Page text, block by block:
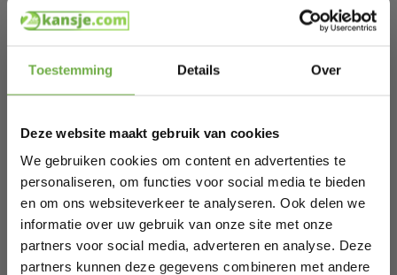
Toestemming Details Over
Deze website maakt gebruik van cookies
We gebruiken cookies om content en advertenties te
personaliseren, om functies voor social media te bieden
en om ons websiteverkeer te analyseren. Ook delen we
informatie over uw gebruik van onze site met onze
partners voor social media, adverteren en analyse. Deze
partners kunnen deze gegevens combineren met andere
UI-Interface:Gloednieuw en gebruiksvriendelijk
Specificaties
EAN
8720256879978
SKU
147140245
Gerelateerde producten
Schrijf je in en ontvang
Bij 2dekansje.com profiteer je van
kortingen tot wel 70%.